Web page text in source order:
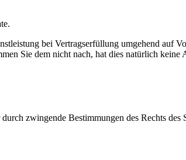
bei Vertragserfüllung umgehend auf
Sie dem nicht nach, hat dies natürlich
zwingende Bestimmungen des Rechts des